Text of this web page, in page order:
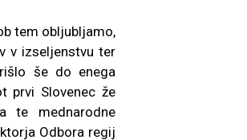
tem obljubljamo,
v izseljenstvu ter
še do enega
prvi Slovenec že
te mednarodne
Odbora regij